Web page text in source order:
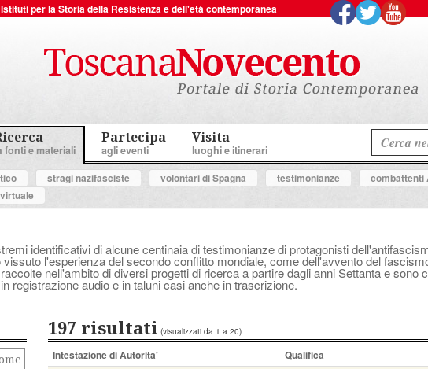
Istituti per la Storia della Resistenza e dell'età contemporanea
fonti e materiali
Partecipa
agli eventi
Visita
luoghi e itinerari
stragi nazifasciste volontari di Spagna testimonianze combattenti
identificativi di alcune centinaia di testimonianze di protagonisti
l'esperienza del secondo conflitto mondiale, come dell'avvento del
nell'ambito di diversi progetti di ricerca a partire dagli anni Settanta e sono
registrazione audio e in taluni casi anche in trascrizione.
197 risultati (visualizzati da 1 a 20)
Intestazione di Autorita' Qualifica